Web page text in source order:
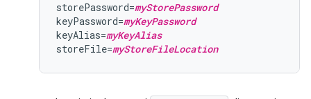
storePassword=myStorePassword
keyPassword=myKeyPassword
keyAlias=myKeyAlias
storeFile=myStoreFileLocation